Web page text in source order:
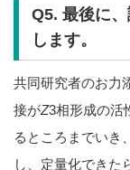
Q5. 最後に
します。
共同研究者のお力
接がZ3相形成の活
るところまでいき、
し、定量化できた